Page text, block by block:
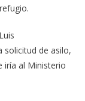
solicitud de asilo,
iría al Ministerio